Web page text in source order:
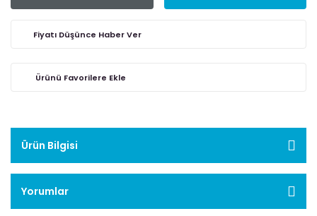
Fiyatı Düşünce Haber Ver
Ürün Bilgisi
Yorumlar